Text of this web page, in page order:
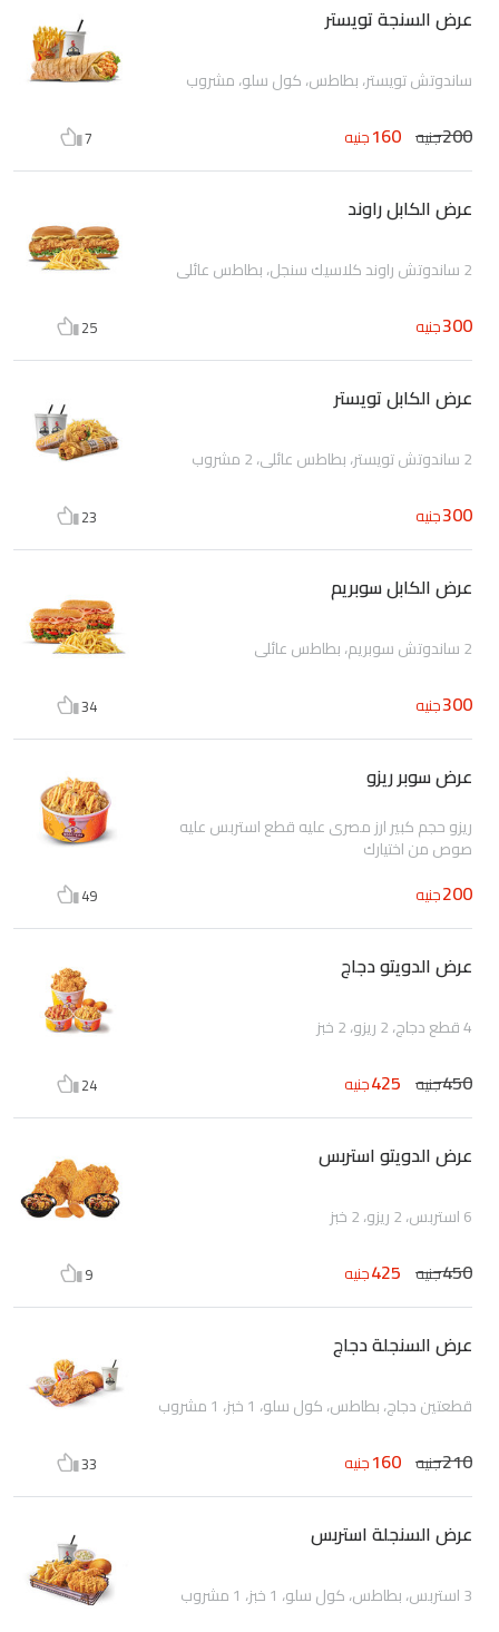
عرض السنجة تويستر
ساندوتش تويستر، بطاطس، كول سلو، مشروب
200جنيه 160جنيه 7
عرض الكابل راوند
2 ساندوتش راوند كلاسيك سنجل، بطاطس عائلي
300جنيه 25
عرض الكابل تويستر
2 ساندوتش تويستر، بطاطس عائلي، 2 مشروب
300جنيه 23
عرض الكابل سوبريم
2 ساندوتش سوبريم، بطاطس عائلي
300جنيه 34
عرض سوبر ريزو
ريزو حجم كبير ارز مصرى عليه قطع استربس عليه
صوص من اختيارك
200جنيه 49
عرض الدويتو دجاج
4 قطع دجاج، 2 ريزو، 2 خبز
450جنيه 425جنيه 24
عرض الدويتو استربس
6 استربس، 2 ريزو، 2 خبز
450جنيه 425جنيه 9
عرض السنجلة دجاج
قطعتين دجاج، بطاطس، كول سلو، 1 خبز، 1 مشروب
210جنيه 160جنيه 33
عرض السنجلة استربس
3 استربس، بطاطس، كول سلو، 1 خبز، 1 مشروب